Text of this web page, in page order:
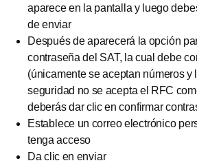
aparece en la pantalla y luego
de enviar
Después de aparecerá la opción
contraseña del SAT, la cual debe
(únicamente se aceptan números y
seguridad no se acepta el RFC
deberás dar clic en confirmar
Establece un correo electrónico
tenga acceso
Da clic en enviar